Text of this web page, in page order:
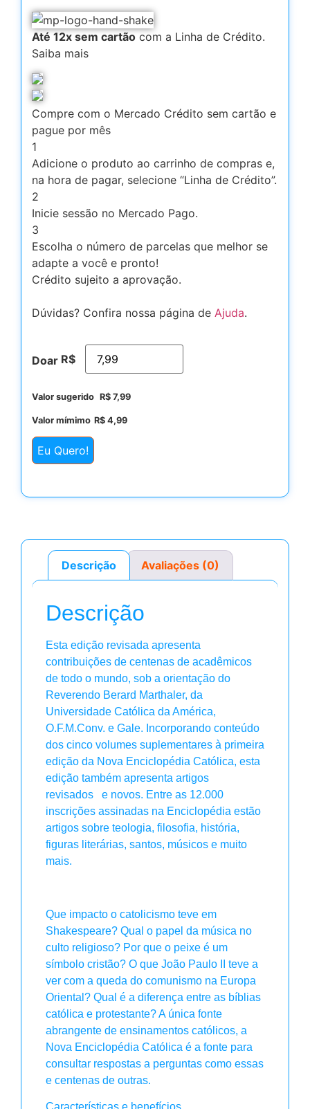
Até 12x sem cartão com a Linha de Crédito.
Saiba mais
Compre com o Mercado Crédito sem cartão e
pague por mês
1
Adicione o produto ao carrinho de compras e,
na hora de pagar, selecione “Linha de Crédito”.
2
Inicie sessão no Mercado Pago.
3
Escolha o número de parcelas que melhor se
adapte a você e pronto!
Crédito sujeito a aprovação.
Dúvidas? Confira nossa página de Ajuda.
Doar R$
Valor sugerido R$ 7,99
Valor mímimo R$ 4,99
Eu Quero!
Descrição Avaliações (0)
Descrição
Esta edição revisada apresenta
contribuições de centenas de acadêmicos
de todo o mundo, sob a orientação do
Reverendo Berard Marthaler, da
Universidade Católica da América,
O.F.M.Conv. e Gale. Incorporando conteúdo
dos cinco volumes suplementares à primeira
edição da Nova Enciclopédia Católica, esta
edição também apresenta artigos
revisados e novos. Entre as 12.000
inscrições assinadas na Enciclopédia estão
artigos sobre teologia, filosofia, história,
figuras literárias, santos, músicos e muito
mais.
Que impacto o catolicismo teve em
Shakespeare? Qual o papel da música no
culto religioso? Por que o peixe é um
símbolo cristão? O que João Paulo II teve a
ver com a queda do comunismo na Europa
Oriental? Qual é a diferença entre as bíblias
católica e protestante? A única fonte
abrangente de ensinamentos católicos, a
Nova Enciclopédia Católica é a fonte para
consultar respostas a perguntas como essas
e centenas de outras.
Características e benefícios